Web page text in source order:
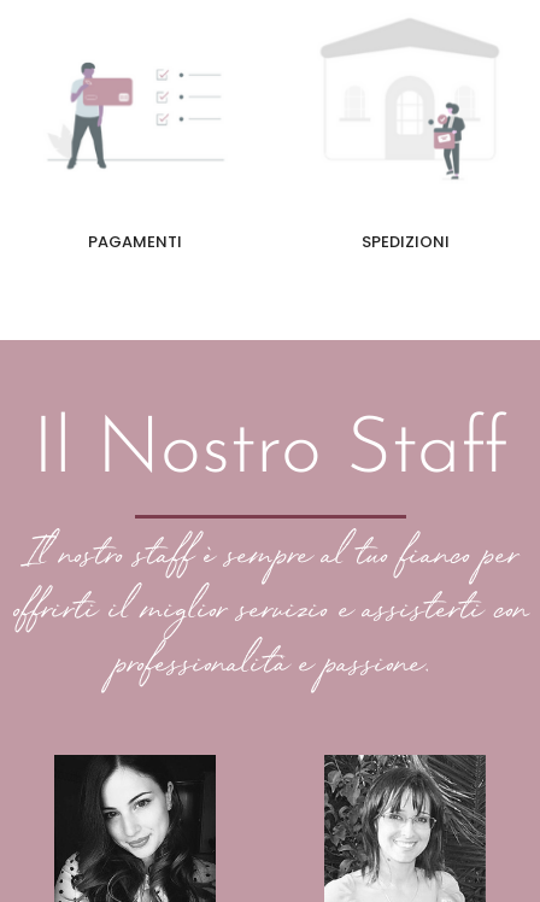
PAGAMENTI SPEDIZIONI
Il Nostro Staff
Il nostro staff è sempre al tuo fianco per
offrirti il miglior servizio e assisterti con
professionalità e passione.